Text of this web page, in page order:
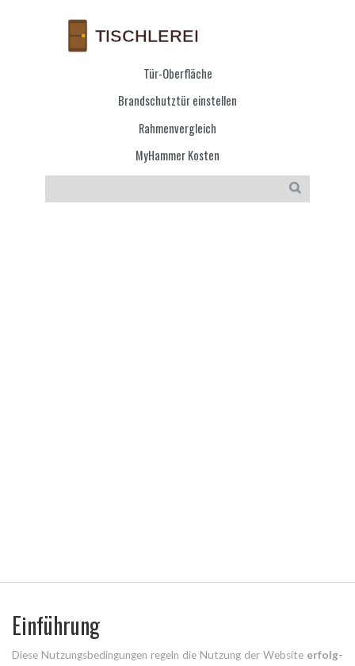
Tür-Oberfläche
Brandschutztür einstellen
Rahmenvergleich
MyHammer Kosten
Einführung
Diese Nutzungsbedingungen regeln die Nutzung der Website erfolg-